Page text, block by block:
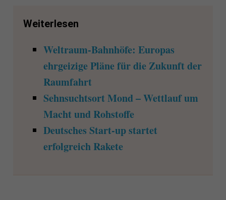
Weiterlesen
Weltraum-Bahnhöfe: Europas
ehrgeizige Pläne für die Zukunft der
Raumfahrt
Sehnsuchtsort Mond – Wettlauf um
Macht und Rohstoffe
Deutsches Start-up startet
erfolgreich Rakete